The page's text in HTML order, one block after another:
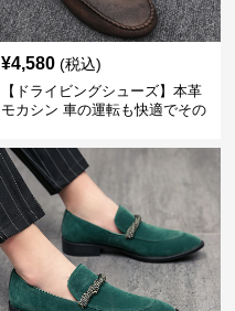
¥4,580 (税込)
【ドライビングシューズ】本革
モカシン 車の運転も快適でその